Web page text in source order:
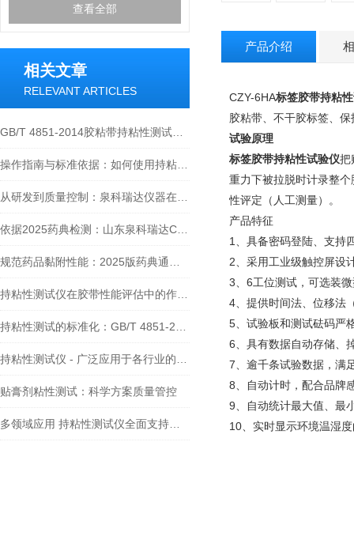
查看全部
相关文章
RELEVANT ARTICLES
贴膏剂粘性测试：科学方案质量管控
产品介绍
CZY-6HA标签胶带持粘
胶粘带、不干胶标签、
试验原理
标签胶带持粘性试验仪把
重力下被拉脱时计录整
性评定（人工测量）。
产品特征
1、具备密码登陆、支持
2、采用工业级触控屏设
3、6工位测试，可选装
4、提供时间法、位移法
5、试验板和测试砝码严
6、具有数据自动存储、
7、逾千条试验数据，满
8、自动计时，配合品牌
9、自动统计最大值、最
10、实时显示环境温湿